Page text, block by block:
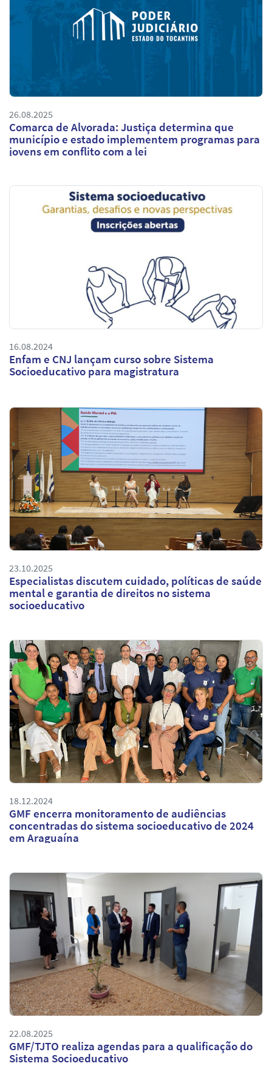
26.08.2025
Comarca de Alvorada: Justiça determina que
município e estado implementem programas para
jovens em conflito com a lei
16.08.2024
Enfam e CNJ lançam curso sobre Sistema
Socioeducativo para magistratura
23.10.2025
Especialistas discutem cuidado, políticas de saúde
mental e garantia de direitos no sistema
socioeducativo
18.12.2024
GMF encerra monitoramento de audiências
concentradas do sistema socioeducativo de 2024
em Araguaína
22.08.2025
GMF/TJTO realiza agendas para a qualificação do
Sistema Socioeducativo